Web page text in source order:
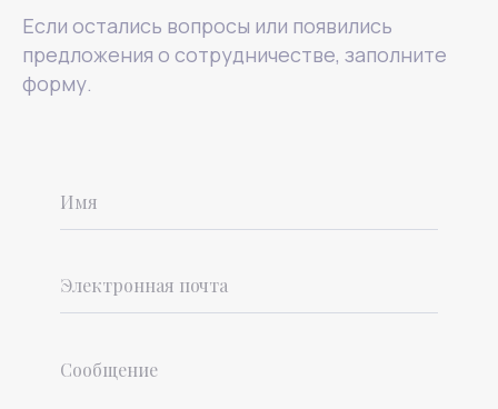
Если остались вопросы или появились
предложения о сотрудничестве, заполните
форму.